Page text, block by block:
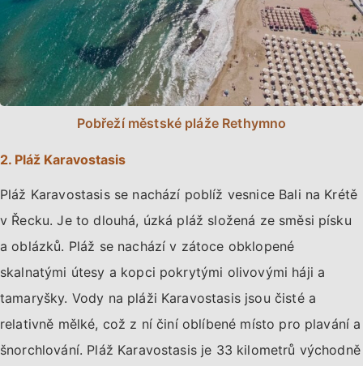
Pobřeží městské pláže Rethymno
2. Pláž Karavostasis
Pláž Karavostasis se nachází poblíž vesnice Bali na Krétě
v Řecku. Je to dlouhá, úzká pláž složená ze směsi písku
a oblázků. Pláž se nachází v zátoce obklopené
skalnatými útesy a kopci pokrytými olivovými háji a
tamaryšky. Vody na pláži Karavostasis jsou čisté a
relativně mělké, což z ní činí oblíbené místo pro plavání a
šnorchlování. Pláž Karavostasis je 33 kilometrů východně